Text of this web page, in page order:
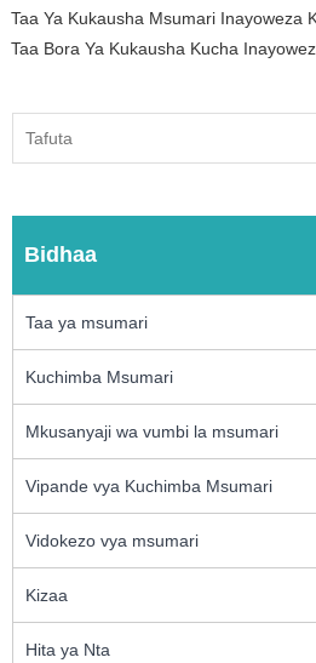
Taa Ya Kukausha Msumari Inayoweza
Taa Bora Ya Kukausha Kucha
Bidhaa
Taa ya msumari
Kuchimba Msumari
Mkusanyaji wa vumbi la msumari
Vipande vya Kuchimba Msumari
Vidokezo vya msumari
Kizaa
Hita ya Nta